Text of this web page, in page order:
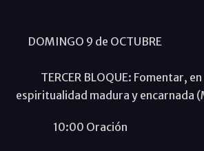
DOMINGO 9 de OCTUBRE
TERCER BLOQUE: Fomentar, en
espiritualidad madura y encarnada
10:00 Oración